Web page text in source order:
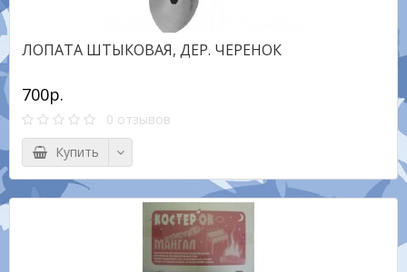
ЛОПАТА ШТЫКОВАЯ, ДЕР. ЧЕРЕНОК
700р.
0 отзывов
Купить